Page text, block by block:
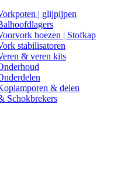
| glijpijpen
hoezen | Stofkap
stabilisatoren
& veren kits
& delen
Schokbrekers